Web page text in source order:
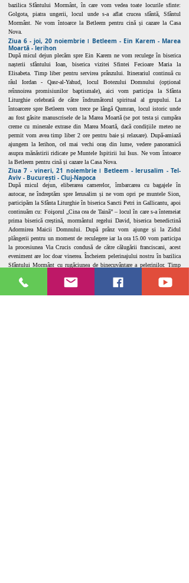
bazilica Sfântului Mormânt, în care vom vedea toate locurile sfinte:
Golgota, piatra ungerii, locul unde s-a aflat crucea sfântă, Sfântul
Mormânt. Ne vom întoarce la Betleem pentru cină și cazare la Casa
Nova.
Ziua 6 - joi, 20 noiembrie ǀ Betleem - Ein Karem - Marea
Moartă - Ierihon
După micul dejun plecăm spre Ein Karem ne vom reculege în biserica
nașterii sfântului Ioan, biserica vizitei Sfintei Fecioare Maria la
Elisabeta. Timp liber pentru servirea prânzului. Itinerariul continuă cu
râul Iordan - Qasr-al-Yahud, locul Botezului Domnului (opțional
reînnoirea promisiunilor baptismale), aici vom participa la Sfânta
Liturghie celebrată de către îndrumătorul spiritual al grupului. La
întoarcere spre Betleem vom trece pe lângă Qumran, locul istoric unde
au fost găsite manuscrisele de la Marea Moartă (se pot testa și cumpăra
creme cu minerale extrase din Marea Moartă, dacă condițiile meteo ne
permit vom avea timp liber 2 ore pentru baie și relaxare). După-amiază
ajungem la Ierihon, cel mai vechi oraș din lume, vedere panoramică
asupra mănăstirii ridicate pe Muntele Ispitirii lui Isus. Ne vom întoarce
la Betleem pentru cină și cazare la Casa Nova.
Ziua 7 - vineri, 21 noiembrie ǀ Betleem - Ierusalim - Tel-
Aviv - București - Cluj-Napoca
După micul dejun, eliberarea camerelor, îmbarcarea cu bagajele în
autocar, ne îndreptăm spre Ierusalim și ne vom opri pe muntele Sion,
participăm la Sfânta Liturghie în biserica Sancti Petri in Gallicantu, apoi
continuăm cu: Foişorul „Cina cea de Taină” – locul în care s-a întemeiat
prima biserică creștină, mormântul regelui David, biserica benedictină
Adormirea Maicii Domnului. După prânz vom ajunge și la Zidul
plângerii pentru un moment de reculegere iar la ora 15.00 vom participa
la procesiunea Via Crucis condusă de către călugării franciscani, acest
eveniment are loc doar vinerea. Încheiem pelerinajului nostru în bazilica
Sfântului Mormânt cu rugăciunea de binecuvântare a pelerinilor. Timp
Aviv, după controlul de securitate și formalitățile vamale, ne vom